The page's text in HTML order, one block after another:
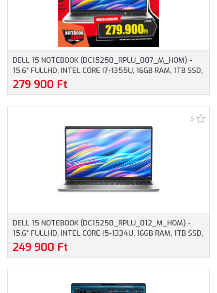
DELL 15 NOTEBOOK (DC15250_RPLU_007_M_HOM) -
15.6" FULLHD, INTEL CORE I7-1355U, 16GB RAM, 1TB SSD,
MAGYAR BILLENTYŰZET, WINDOWS 11 HOME, 3 ÉV
GARANCIA, EZÜST SZÍNBEN
279 900 Ft
5
DELL 15 NOTEBOOK (DC15250_RPLU_012_M_HOM) -
15.6" FULLHD, INTEL CORE I5-1334U, 16GB RAM, 1TB SSD,
MAGYAR BILLENTYŰZET, WINDOWS 11 HOME, 3 ÉV
GARANCIA, EZÜST SZÍNBEN
249 900 Ft